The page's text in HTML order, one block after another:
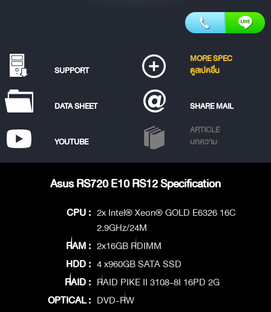
SUPPORT
MORE SPEC
ดูสเปคอื่น
DATA SHEET SHARE MAIL
YOUTUBE
ARTICLE
บทความ
Asus RS720 E10 RS12 Specification
CPU : 2x Intel® Xeon® GOLD E6326 16C
2.9GHz/24M
RAM : 2x16GB RDIMM
HDD : 4 x960GB SATA SSD
RAID : RAID PIKE II 3108-8I 16PD 2G
OPTICAL : DVD-RW